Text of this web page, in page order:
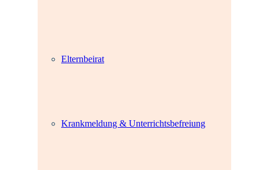
Elternbeirat
Krankmeldung & Unterrichtsbefreiung